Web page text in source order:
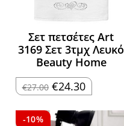
Σετ πετσέτες Art
3169 Σετ 3τμχ Λευκό
Beauty Home
€27.00 Original
price
€27.00.
€24.30Η
τρέχουσα
είναι:
€24.30.
-10%